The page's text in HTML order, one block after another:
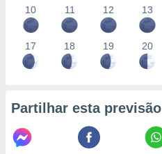
10 11 12 13
17 18 19 20
Partilhar esta previsão